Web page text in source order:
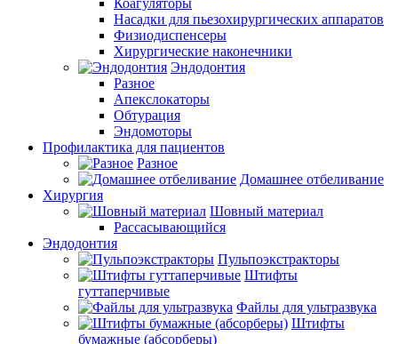
Коагуляторы
Насадки для пьезохирургических аппаратов
Физиодиспенсеры
Хирургические наконечники
Эндодонтия
Разное
Апекслокаторы
Обтурация
Эндомоторы
Профилактика для пациентов
Разное
Домашнее отбеливание
Хирургия
Шовный материал
Рассасывающийся
Эндодонтия
Пульпоэкстракторы
Штифты
гуттаперчивые
Файлы для ультразвука
Штифты
бумажные (абсорберы)